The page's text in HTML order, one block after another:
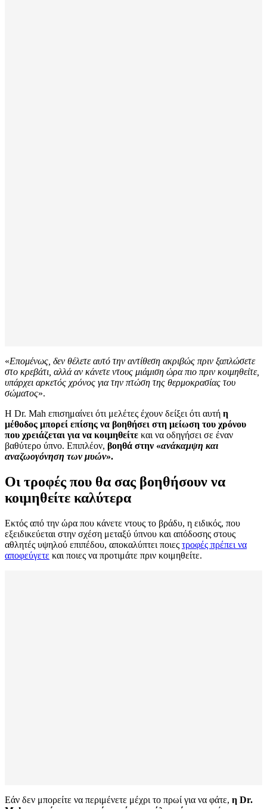
«Επομένως, δεν θέλετε αυτό την αντίθεση ακριβώς πριν ξαπλώσετε
στο κρεβάτι, αλλά αν κάνετε ντους μιάμιση ώρα πιο πριν κοιμηθείτε,
υπάρχει αρκετός χρόνος για την πτώση της θερμοκρασίας του
σώματος».
Η Dr. Mah επισημαίνει ότι μελέτες έχουν δείξει ότι αυτή η
μέθοδος μπορεί επίσης να βοηθήσει στη μείωση του χρόνου
που χρειάζεται για να κοιμηθείτε και να οδηγήσει σε έναν
βαθύτερο ύπνο. Επιπλέον, βοηθά στην «ανάκαμψη και
αναζωογόνηση των μυών».
Οι τροφές που θα σας βοηθήσουν να
κοιμηθείτε καλύτερα
Εκτός από την ώρα που κάνετε ντους το βράδυ, η ειδικός, που
εξειδικεύεται στην σχέση μεταξύ ύπνου και απόδοσης στους
αθλητές υψηλού επιπέδου, αποκαλύπτει ποιες τροφές πρέπει να
αποφεύγετε και ποιες να προτιμάτε πριν κοιμηθείτε.
Εάν δεν μπορείτε να περιμένετε μέχρι το πρωί για να φάτε, η Dr.